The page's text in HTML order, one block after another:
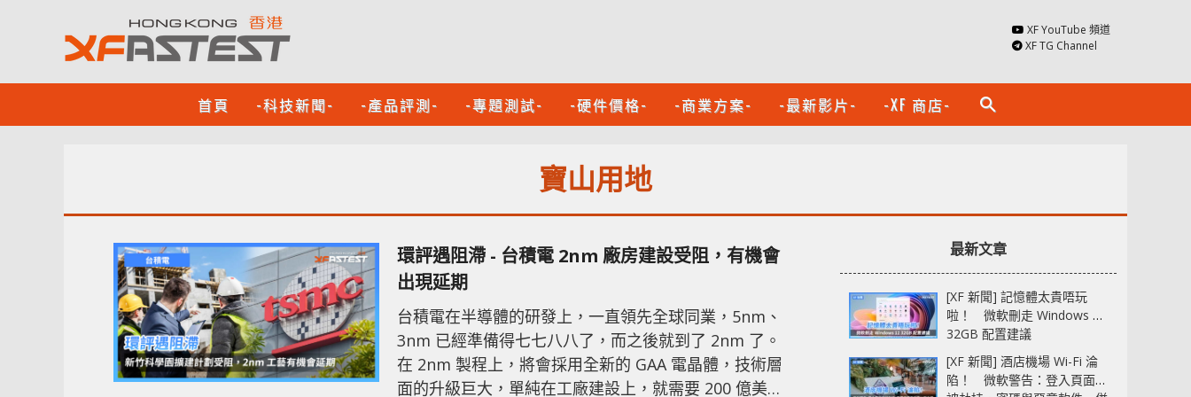
XF YouTube 頻道
XF TG Channel
首頁 -科技新聞- -產品評測- -專題測試- -硬件價格- -商業方案- -最新影片- -XF 商店- search
寶山用地
環評遇阻滯 - 台積電 2nm 廠房建設受阻，有機會
出現延期
台積電在半導體的研發上，一直領先全球同業，5nm、
3nm 已經準備得七七八八了，而之後就到了 2nm 了。
在 2nm 製程上，將會採用全新的 GAA 電晶體，技術層
面的升級巨大，單純在工廠建設上，就需要 200 億美
最新文章
[XF 新聞] 記憶體太貴唔玩
啦！ 微軟刪走 Windows 11
32GB 配置建議
[XF 新聞] 酒店機場 Wi-Fi 淪
陷！ 微軟警告：登入頁面可